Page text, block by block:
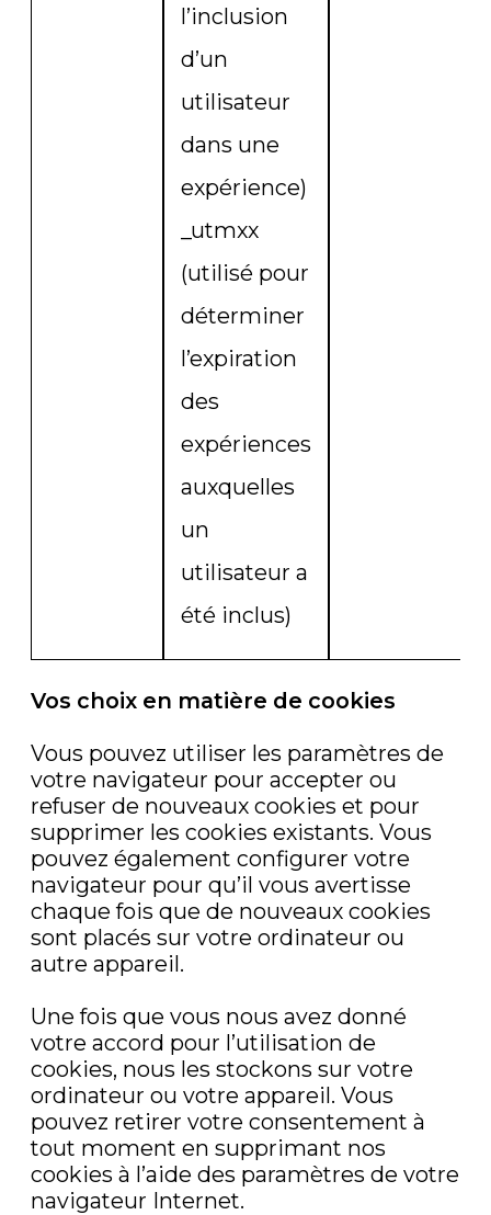
l’inclusion
d’un
utilisateur
dans une
expérience)
_utmxx
(utilisé pour
déterminer
l’expiration
des
expériences
auxquelles
un
utilisateur a
été inclus)
Vos choix en matière de cookies
Vous pouvez utiliser les paramètres de
votre navigateur pour accepter ou
refuser de nouveaux cookies et pour
supprimer les cookies existants. Vous
pouvez également configurer votre
navigateur pour qu’il vous avertisse
chaque fois que de nouveaux cookies
sont placés sur votre ordinateur ou
autre appareil.
Une fois que vous nous avez donné
votre accord pour l’utilisation de
cookies, nous les stockons sur votre
ordinateur ou votre appareil. Vous
pouvez retirer votre consentement à
tout moment en supprimant nos
cookies à l’aide des paramètres de votre
navigateur Internet.